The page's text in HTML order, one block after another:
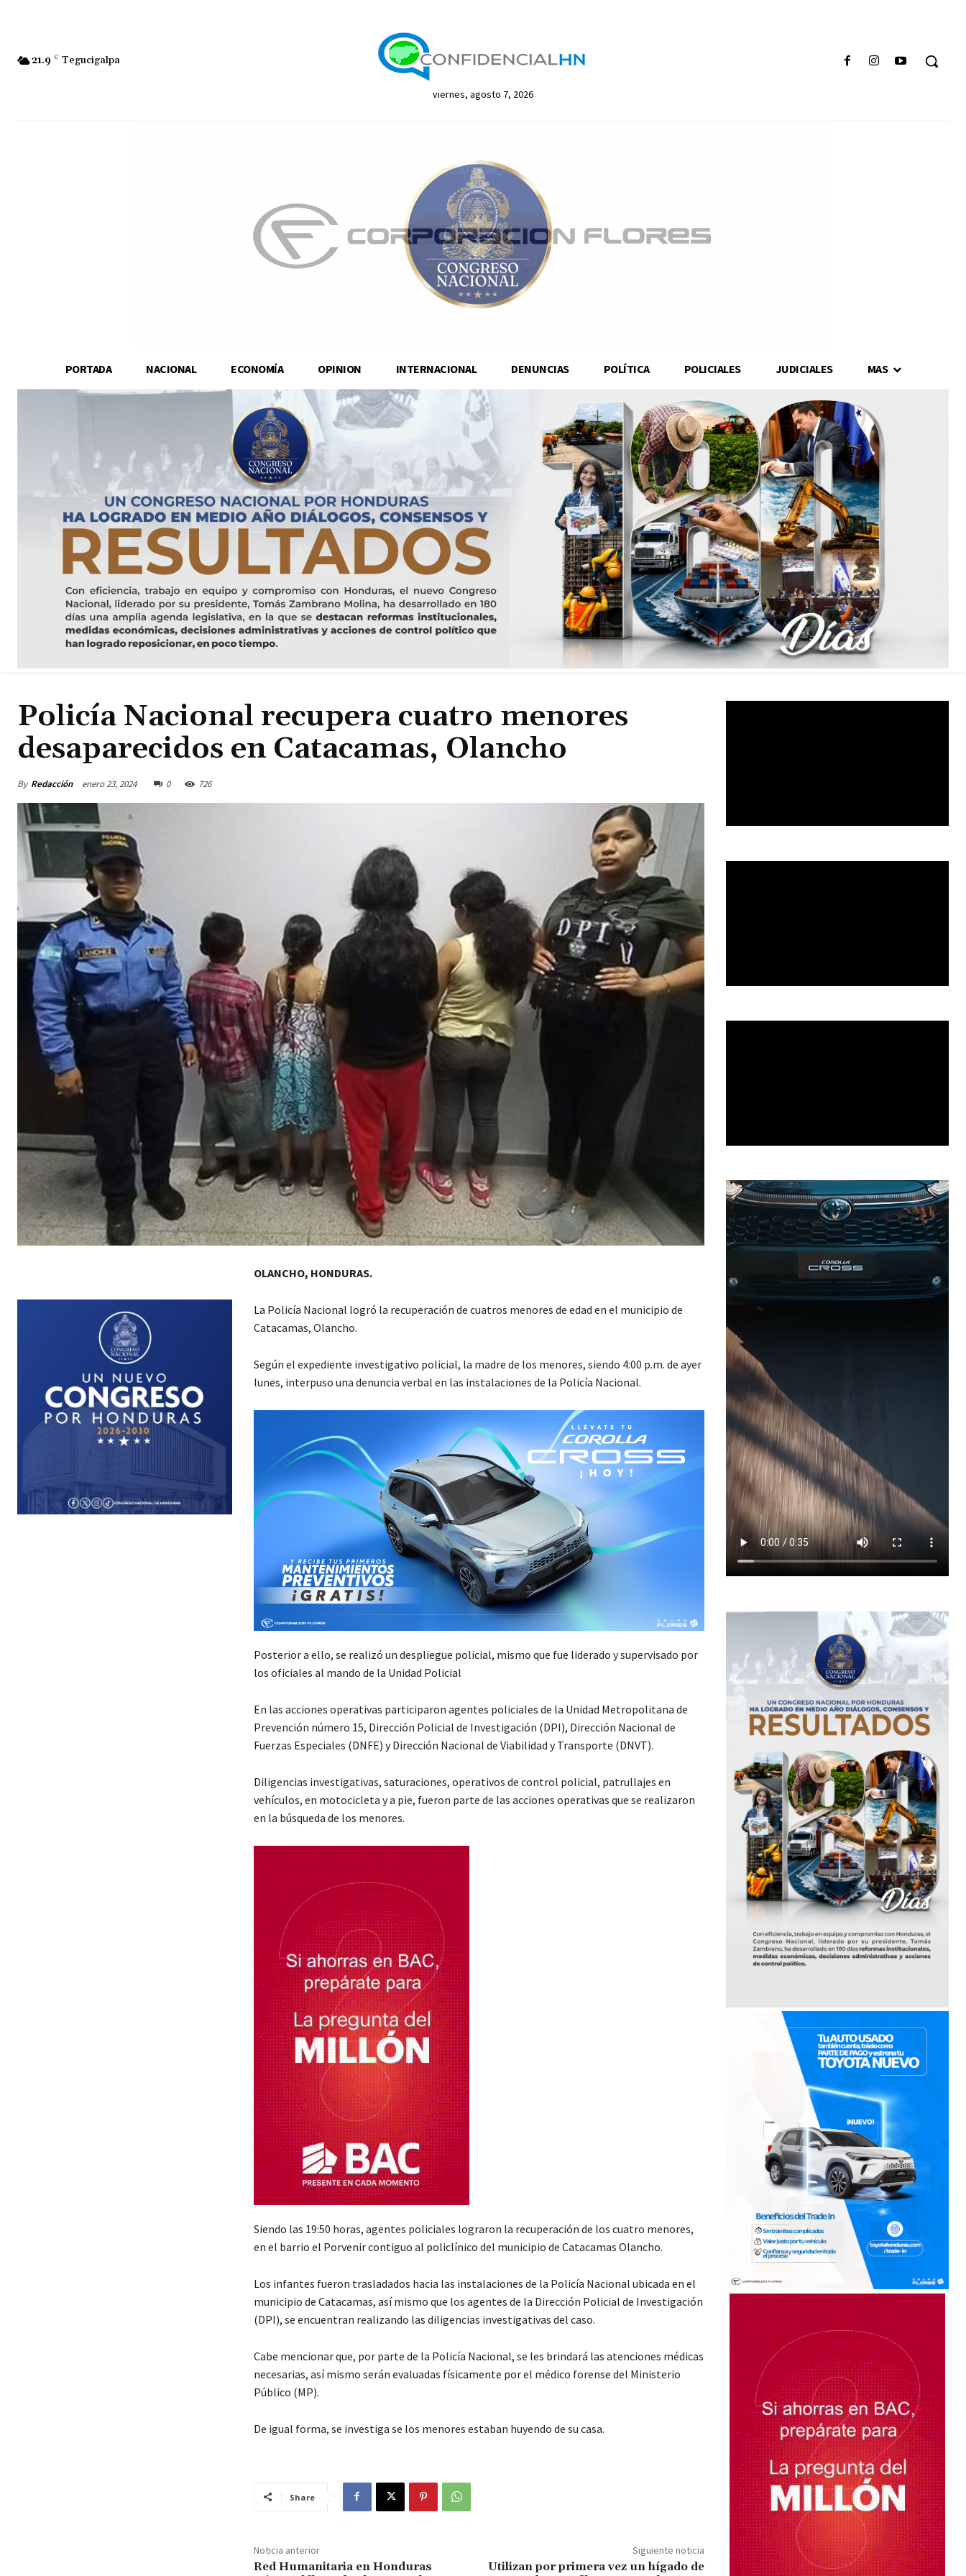
21.9 C Tegucigalpa
viernes, agosto 7, 2026
PORTADA NACIONAL ECONOMÍA OPINION INTERNACIONAL DENUNCIAS POLÍTICA POLICIALES JUDICIALES MAS
Policía Nacional recupera cuatro menores
desaparecidos en Catacamas, Olancho
By Redacción enero 23, 2024 0 726
OLANCHO, HONDURAS.
La Policía Nacional logró la recuperación de cuatros menores de edad en el municipio de
Catacamas, Olancho.
Según el expediente investigativo policial, la madre de los menores, siendo 4:00 p.m. de ayer
lunes, interpuso una denuncia verbal en las instalaciones de la Policía Nacional.
Posterior a ello, se realizó un despliegue policial, mismo que fue liderado y supervisado por
los oficiales al mando de la Unidad Policial
En las acciones operativas participaron agentes policiales de la Unidad Metropolitana de
Prevención número 15, Dirección Policial de Investigación (DPI), Dirección Nacional de
Fuerzas Especiales (DNFE) y Dirección Nacional de Viabilidad y Transporte (DNVT).
Diligencias investigativas, saturaciones, operativos de control policial, patrullajes en
vehículos, en motocicleta y a pie, fueron parte de las acciones operativas que se realizaron
en la búsqueda de los menores.
Siendo las 19:50 horas, agentes policiales lograron la recuperación de los cuatro menores,
en el barrio el Porvenir contiguo al policlínico del municipio de Catacamas Olancho.
Los infantes fueron trasladados hacia las instalaciones de la Policía Nacional ubicada en el
municipio de Catacamas, así mismo que los agentes de la Dirección Policial de Investigación
(DPI), se encuentran realizando las diligencias investigativas del caso.
Cabe mencionar que, por parte de la Policía Nacional, se les brindará las atenciones médicas
necesarias, así mismo serán evaluadas físicamente por el médico forense del Ministerio
Público (MP).
De igual forma, se investiga se los menores estaban huyendo de su casa.
Share
Noticia anterior
Red Humanitaria en Honduras
Siguiente noticia
Utilizan por primera vez un hígado de